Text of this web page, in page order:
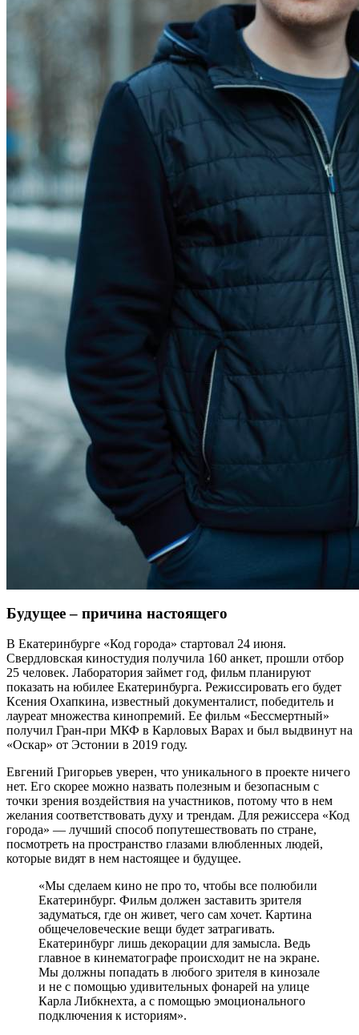
Будущее – причина настоящего
В Екатеринбурге «Код города» стартовал 24 июня.
Свердловская киностудия получила 160 анкет, прошли отбор
25 человек. Лаборатория займет год, фильм планируют
показать на юбилее Екатеринбурга. Режиссировать его будет
Ксения Охапкина, известный документалист, победитель и
лауреат множества кинопремий. Ее фильм «Бессмертный»
получил Гран-при МКФ в Карловых Варах и был выдвинут на
«Оскар» от Эстонии в 2019 году.
Евгений Григорьев уверен, что уникального в проекте ничего
нет. Его скорее можно назвать полезным и безопасным с
точки зрения воздействия на участников, потому что в нем
желания соответствовать духу и трендам. Для режиссера «Код
города» — лучший способ попутешествовать по стране,
посмотреть на пространство глазами влюбленных людей,
которые видят в нем настоящее и будущее.
«Мы сделаем кино не про то, чтобы все полюбили
Екатеринбург. Фильм должен заставить зрителя
задуматься, где он живет, чего сам хочет. Картина
общечеловеческие вещи будет затрагивать.
Екатеринбург лишь декорации для замысла. Ведь
главное в кинематографе происходит не на экране.
Мы должны попадать в любого зрителя в кинозале
и не с помощью удивительных фонарей на улице
Карла Либкнехта, а с помощью эмоционального
подключения к историям».